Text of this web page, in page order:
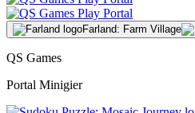
Farland: Farm Village
QS Games
Portal Minigier